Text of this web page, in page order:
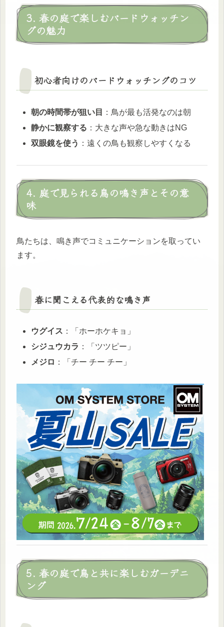
3. 春の庭で楽しむバードウォッチン
グの魅力
初心者向けのバードウォッチングのコツ
朝の時間帯が狙い目
：鳥が最も活発なのは朝
静かに観察する ：大きな声や急な動きはNG
双眼鏡を使う ：遠くの鳥も観察しやすくなる
4. 庭で見られる鳥の鳴き声とその意
味
鳥たちは、鳴き声でコミュニケーションを取ってい
ます。
春に聞こえる代表的な鳴き声
ウグイス ：「ホーホケキョ」
シジュウカラ ：「ツツピー」
メジロ ：「チー チー チー」
5. 春の庭で鳥と共に楽しむガーデニ
ング